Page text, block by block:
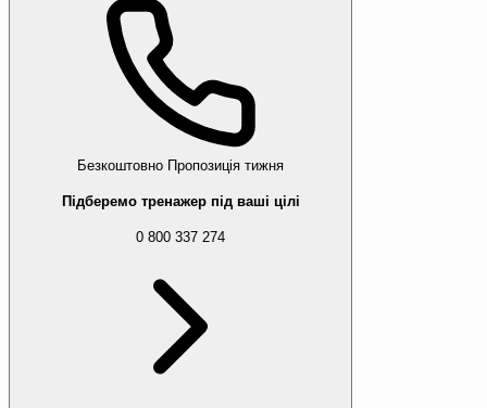
Безкоштовно Пропозиція тижня
Підберемо тренажер під ваші цілі
0 800 337 274